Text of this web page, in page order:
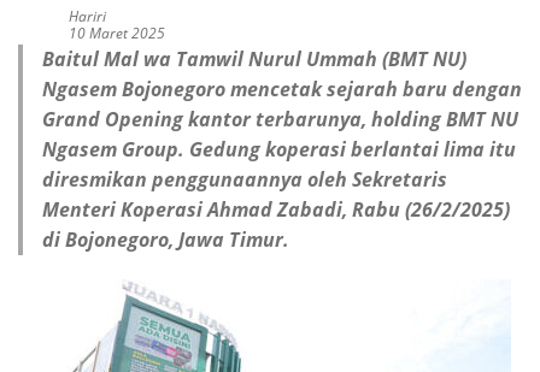
Hariri
10 Maret 2025
Baitul Mal wa Tamwil Nurul Ummah (BMT NU)
Ngasem Bojonegoro mencetak sejarah baru dengan
Grand Opening kantor terbarunya, holding BMT NU
Ngasem Group. Gedung koperasi berlantai lima itu
diresmikan penggunaannya oleh Sekretaris
Menteri Koperasi Ahmad Zabadi, Rabu (26/2/2025)
di Bojonegoro, Jawa Timur.